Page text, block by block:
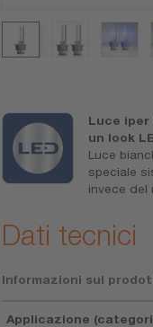
Luce iper
un look
Luce
speciale
invece
Dati tecnici
Informazioni sul
Applicazione